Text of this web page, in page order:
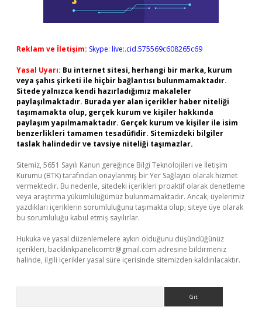
Reklam ve İletişim: Skype: live:.cid.575569c608265c69
Yasal Uyarı: Bu internet sitesi, herhangi bir marka, kurum
veya şahıs şirketi ile hiçbir bağlantısı bulunmamaktadır.
Sitede yalnızca kendi hazırladığımız makaleler
paylaşılmaktadır. Burada yer alan içerikler haber niteliği
taşımamakta olup, gerçek kurum ve kişiler hakkında
paylaşım yapılmamaktadır. Gerçek kurum ve kişiler ile isim
benzerlikleri tamamen tesadüfidir. Sitemizdeki bilgiler
taslak halindedir ve tavsiye niteliği taşımazlar.
Sitemiz, 5651 Sayılı Kanun gereğince Bilgi Teknolojileri ve İletişim
Kurumu (BTK) tarafından onaylanmış bir Yer Sağlayıcı olarak hizmet
vermektedir. Bu nedenle, sitedeki içerikleri proaktif olarak denetleme
veya araştırma yükümlülüğümüz bulunmamaktadır. Ancak, üyelerimiz
yazdıkları içeriklerin sorumluluğunu taşımakta olup, siteye üye olarak
bu sorumluluğu kabul etmiş sayılırlar.
Hukuka ve yasal düzenlemelere aykırı olduğunu düşündüğünüz
içerikleri, backlinkpanelicomtr@gmail.com adresine bildirmeniz
halinde, ilgili içerikler yasal süre içerisinde sitemizden kaldırılacaktır.